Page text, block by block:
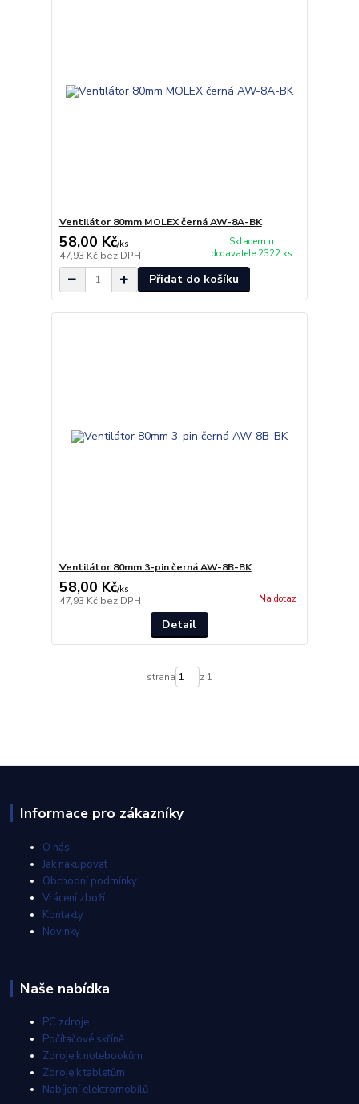
Ventilátor 80mm MOLEX černá AW-8A-BK
58,00 Kč/ks
47,93 Kč bez DPH
Skladem u
dodavatele 2322 ks
Přidat do košíku
Ventilátor 80mm 3-pin černá AW-8B-BK
58,00 Kč/ks
47,93 Kč bez DPH Na dotaz
Detail
strana z 1
Informace pro zákazníky
O nás
Jak nakupovat
Obchodní podmínky
Vrácení zboží
Kontakty
Novinky
Naše nabídka
PC zdroje
Počítačové skříně
Zdroje k notebookům
Zdroje k tabletům
Nabíjení elektromobilů